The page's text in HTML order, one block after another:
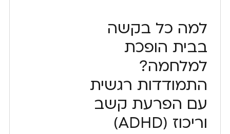
למה כל בקשה
בבית הופכת
למלחמה?
התמודדות רגשית
עם הפרעת קשב
וריכוז (ADHD)